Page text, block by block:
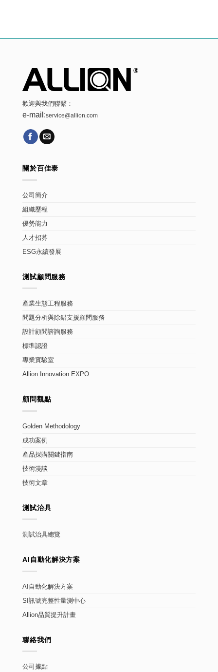
歡迎與我們聯繫：
e-mail:service@allion.com
關於百佳泰
公司簡介
組織歷程
優勢能力
人才招募
ESG永續發展
測試顧問服務
產業生態工程服務
問題分析與除錯支援顧問服務
設計顧問諮詢服務
標準認證
專業實驗室
Allion Innovation EXPO
顧問觀點
Golden Methodology
成功案例
產品採購關鍵指南
技術漫談
技術文章
測試治具
測試治具總覽
AI自動化解決方案
AI自動化解決方案
SI訊號完整性量測中心
Allion品質提升計畫
聯絡我們
公司據點